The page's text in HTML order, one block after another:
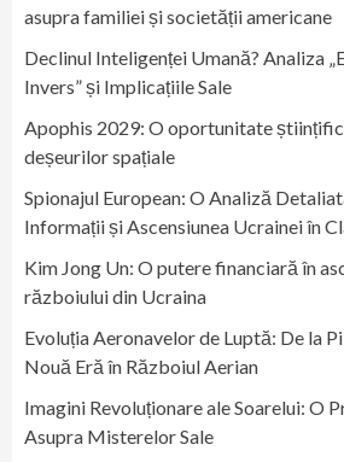
asupra familiei și societății americane
Declinul Inteligenței Umană? Analiza
Invers” și Implicațiile Sale
Apophis 2029: O oportunitate
deșeurilor spațiale
Spionajul European: O Analiză
Informații și Ascensiunea Ucrainei în
Kim Jong Un: O putere financiară în
războiului din Ucraina
Evoluția Aeronavelor de Luptă: De la
Nouă Eră în Războiul Aerian
Imagini Revoluționare ale Soarelui: O
Asupra Misterelor Sale